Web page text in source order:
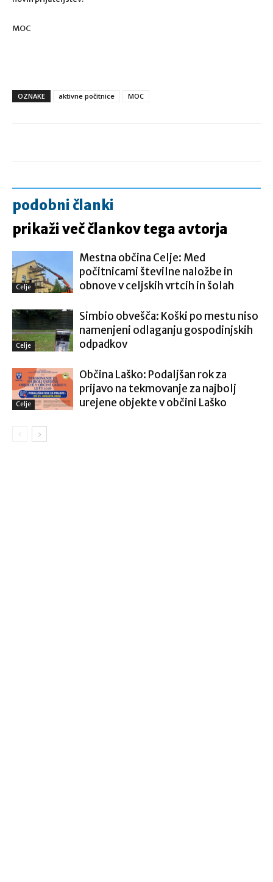
MOC
OZNAKE aktivne počitnice MOC
podobni članki
prikaži več člankov tega avtorja
Celje
Mestna občina Celje: Med
počitnicami številne naložbe in
obnove v celjskih vrtcih in šolah
Celje
Simbio obvešča: Koški po mestu niso
namenjeni odlaganju gospodinjskih
odpadkov
Celje
Občina Laško: Podaljšan rok za
prijavo na tekmovanje za najbolj
urejene objekte v občini Laško